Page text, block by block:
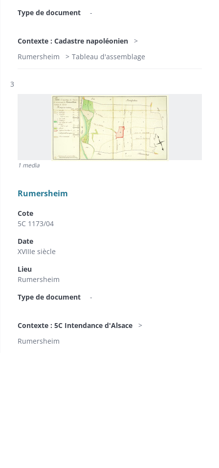
Type de document
-
Contexte : Cadastre napoléonien
Rumersheim
Tableau d'assemblage
Résultat n°
3
1 media
Rumersheim
Cote
5C 1173/04
Date
XVIIIe siècle
Lieu
Rumersheim
Type de document
-
Contexte : 5C Intendance d'Alsace
Rumersheim